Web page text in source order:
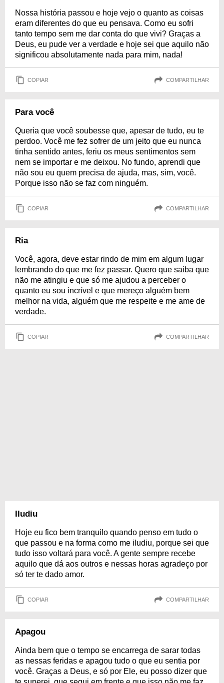
Nossa história passou e hoje vejo o quanto as coisas
eram diferentes do que eu pensava. Como eu sofri
tanto tempo sem me dar conta do que vivi? Graças a
Deus, eu pude ver a verdade e hoje sei que aquilo não
significou absolutamente nada para mim, nada!
COPIAR COMPARTILHAR
Para você
Queria que você soubesse que, apesar de tudo, eu te
perdoo. Você me fez sofrer de um jeito que eu nunca
tinha sentido antes, feriu os meus sentimentos sem
nem se importar e me deixou. No fundo, aprendi que
não sou eu quem precisa de ajuda, mas, sim, você.
Porque isso não se faz com ninguém.
COPIAR COMPARTILHAR
Ria
Você, agora, deve estar rindo de mim em algum lugar
lembrando do que me fez passar. Quero que saiba que
não me atingiu e que só me ajudou a perceber o
quanto eu sou incrível e que mereço alguém bem
melhor na vida, alguém que me respeite e me ame de
verdade.
COPIAR COMPARTILHAR
Iludiu
Hoje eu fico bem tranquilo quando penso em tudo o
que passou e na forma como me iludiu, porque sei que
tudo isso voltará para você. A gente sempre recebe
aquilo que dá aos outros e nessas horas agradeço por
só ter te dado amor.
COPIAR COMPARTILHAR
Apagou
Ainda bem que o tempo se encarrega de sarar todas
as nessas feridas e apagou tudo o que eu sentia por
você. Graças a Deus, e só por Ele, eu posso dizer que